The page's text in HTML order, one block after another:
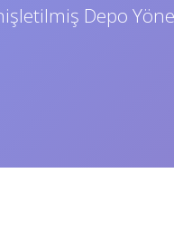
Depo